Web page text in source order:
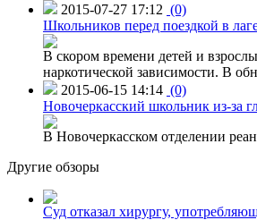
2015-07-27 17:12 (0)
Школьников перед поездкой в
В скором времени детей и
наркотической зависимости. В
2015-06-15 14:14 (0)
Новочеркасский школьник из-за
В Новочеркасском отделении
Другие обзоры
Суд отказал хирургу,